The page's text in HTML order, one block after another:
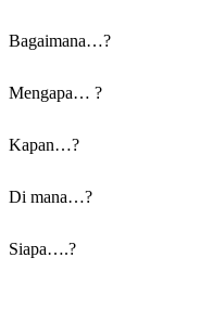
Bagaimana…?
Mengapa… ?
Kapan…?
Di mana…?
Siapa….?